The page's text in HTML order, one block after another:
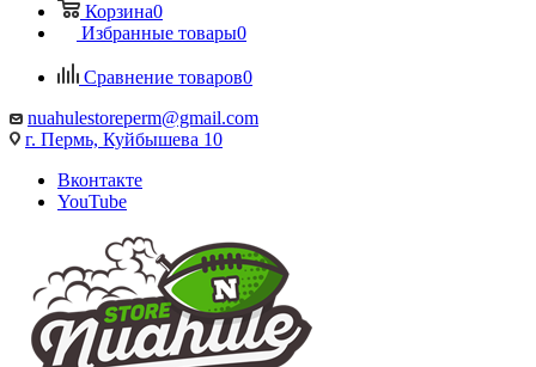
Корзина0
Избранные товары0
Сравнение товаров0
nuahulestoreperm@gmail.com
г. Пермь, Куйбышева 10
Вконтакте
YouTube